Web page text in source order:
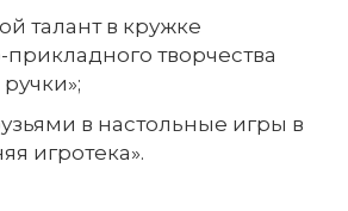
талант в кружке
творчества
в настольные игры в
игротека».